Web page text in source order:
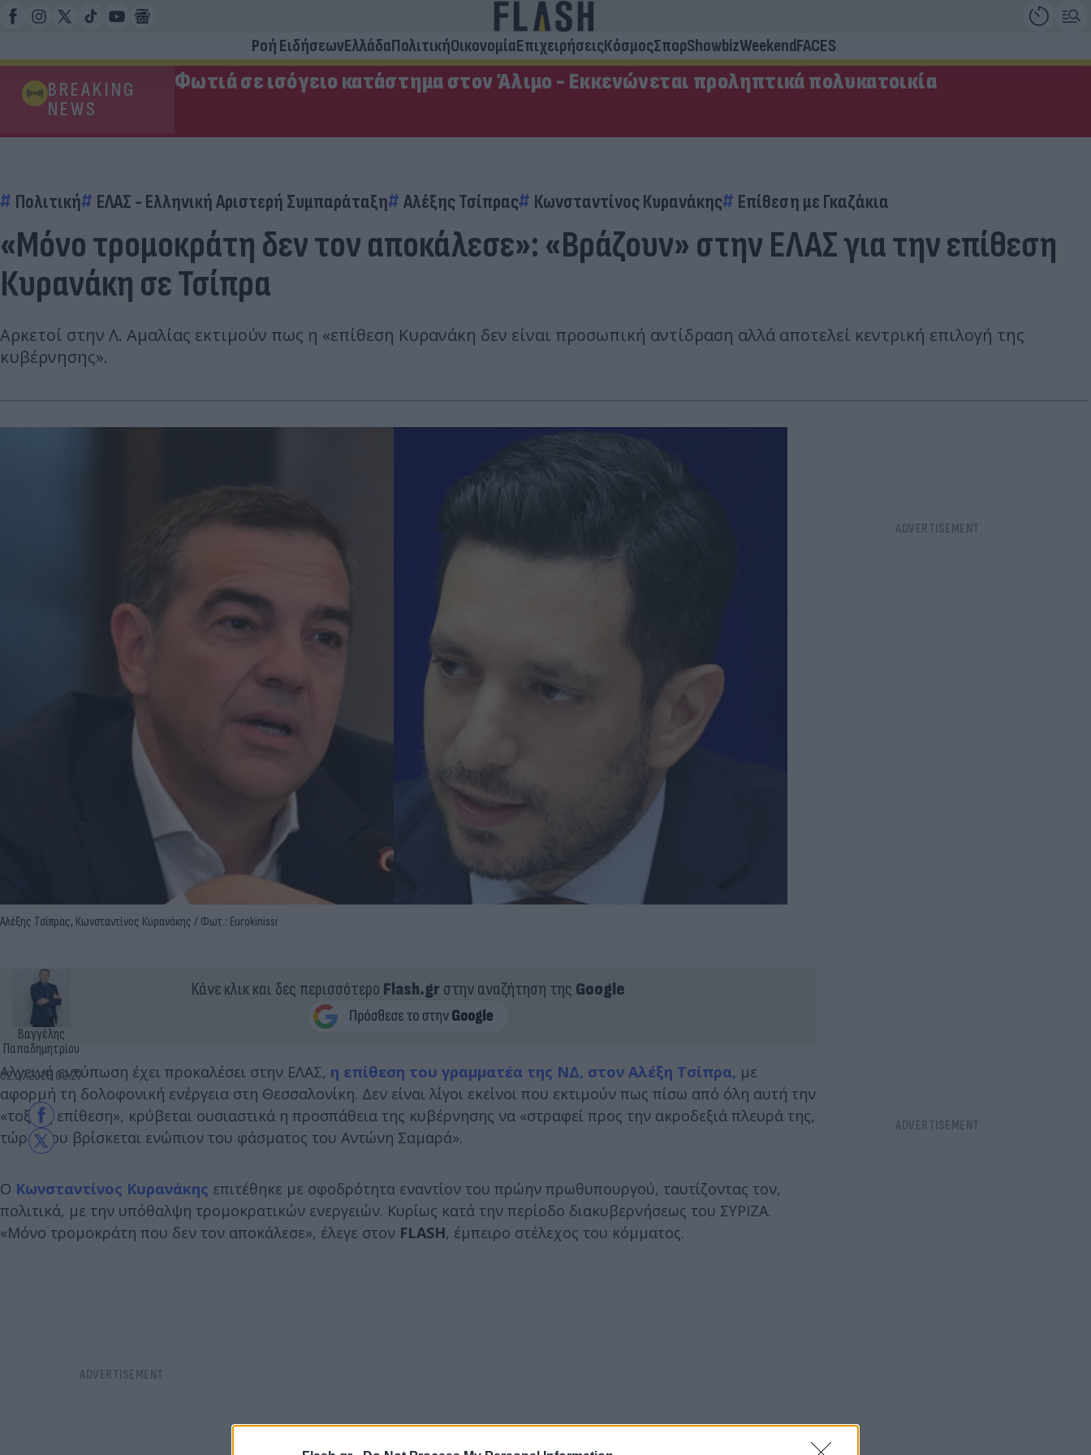
Ροή ΕιδήσεωνΕλλάδαΠολιτικήΟικονομίαΕπιχειρήσειςΚόσμοςΣπορShowbizWeekendFACES
BREAKING
NEWS
Φωτιά σε ισόγειο κατάστημα στον Άλιμο - Εκκενώνεται προληπτικά πολυκατοικία
Πολιτική ΕΛΑΣ - Ελληνική Αριστερή Συμπαράταξη Αλέξης Τσίπρας Κωνσταντίνος Κυρανάκης Επίθεση με Γκαζάκια
«Μόνο τρομοκράτη δεν τον αποκάλεσε»: «Βράζουν» στην ΕΛΑΣ για την επίθεση
Κυρανάκη σε Τσίπρα
Αρκετοί στην Λ. Αμαλίας εκτιμούν πως η «επίθεση Κυρανάκη δεν είναι προσωπική αντίδραση αλλά αποτελεί κεντρική επιλογή της
κυβέρνησης».
Αλέξης Τσίπρας, Κωνσταντίνος Κυρανάκης / Φωτ.: Eurokinissi
Βαγγέλης
Παπαδημητρίου
02.07.2026 09:27
Κάνε κλικ και δες περισσότερο Flash.grστην αναζήτηση της Google
Αλγεινή εντύπωση έχει προκαλέσει στην ΕΛΑΣ, η επίθεση του γραμματέα της ΝΔ, στον Αλέξη Τσίπρα, με
αφορμή τη δολοφονική ενέργεια στη Θεσσαλονίκη. Δεν είναι λίγοι εκείνοι που εκτιμούν πως πίσω από όλη αυτή την
«τοξική επίθεση», κρύβεται ουσιαστικά η προσπάθεια της κυβέρνησης να «στραφεί προς την ακροδεξιά πλευρά της,
τώρα που βρίσκεται ενώπιον του φάσματος του Αντώνη Σαμαρά».
Ο Κωνσταντίνος Κυρανάκης επιτέθηκε με σφοδρότητα εναντίον του πρώην πρωθυπουργού, ταυτίζοντας τον,
πολιτικά, με την υπόθαλψη τρομοκρατικών ενεργειών. Κυρίως κατά την περίοδο διακυβερνήσεως του ΣΥΡΙΖΑ.
«Μόνο τρομοκράτη που δεν τον αποκάλεσε», έλεγε στον FLASH, έμπειρο στέλεχος του κόμματος.